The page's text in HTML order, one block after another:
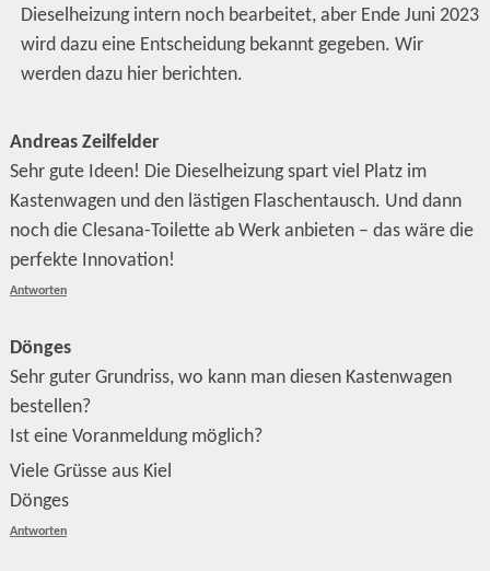
Dieselheizung intern noch bearbeitet, aber Ende Juni 2023
wird dazu eine Entscheidung bekannt gegeben. Wir
werden dazu hier berichten.
Andreas Zeilfelder
Sehr gute Ideen! Die Dieselheizung spart viel Platz im
Kastenwagen und den lästigen Flaschentausch. Und dann
noch die Clesana-Toilette ab Werk anbieten – das wäre die
perfekte Innovation!
Antworten
Dönges
Sehr guter Grundriss, wo kann man diesen Kastenwagen
bestellen?
Ist eine Voranmeldung möglich?
Viele Grüsse aus Kiel
Dönges
Antworten